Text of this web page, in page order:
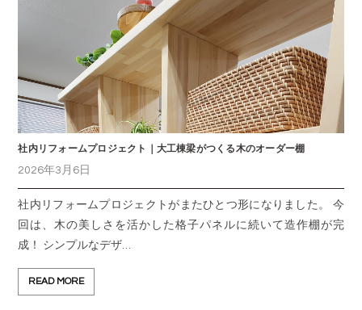
社内リフォームプロジェクト｜大工棟梁がつくる木のオーダー棚
2026年3月6日
社内リフォームプロジェクトがまたひとつ形になりました。 今
回は、木の美しさを活かした格子パネルに続いて造作棚が完
成！ シンプルなデザ…
READ MORE